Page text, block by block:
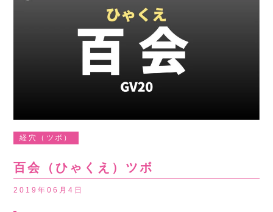
経穴（ツボ）
百会（ひゃくえ）ツボ
2019年06月4日